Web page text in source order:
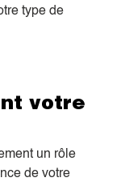
type de
votre
un rôle
de votre